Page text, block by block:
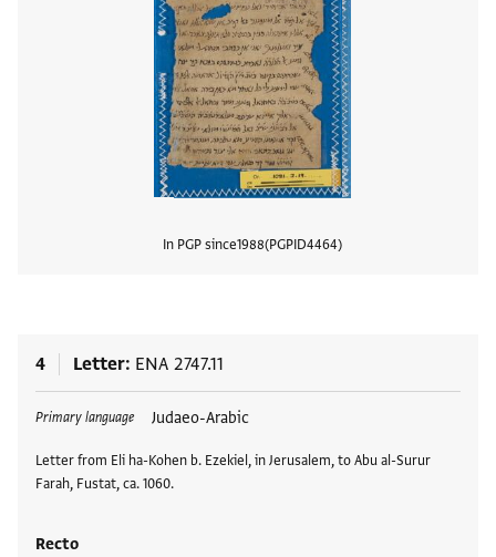
In PGP since1988 PGPID4464
4 Letter ENA 2747.11
Primary language Judaeo-Arabic
Letter from Eli ha-Kohen b. Ezekiel, in Jerusalem, to Abu al-Surur
Farah, Fustat, ca. 1060.
Recto
Tags